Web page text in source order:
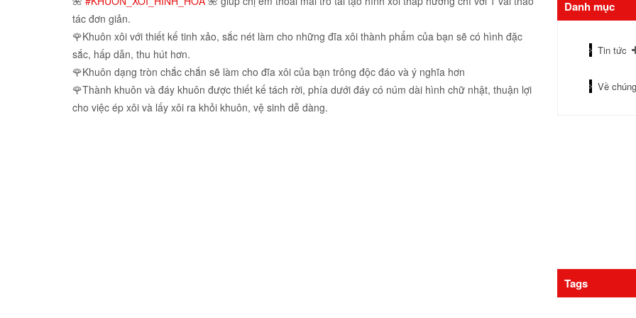
tác đơn giản.
🌹Khuôn xôi với thiết kế tinh xảo, sắc nét làm cho những đĩa xôi thành phẩm của bạn sẽ có hình đặc
sắc, hấp dẫn, thu hút hơn.
🌹Khuôn dạng tròn chắc chắn sẽ làm cho đĩa xôi của bạn trông độc đáo và ý nghĩa hơn
🌹Thành khuôn và đáy khuôn được thiết kế tách rời, phía dưới đáy có núm dài hình chữ nhật, thuận lợi
cho việc ép xôi và lấy xôi ra khỏi khuôn, vệ sinh dễ dàng.
Danh mục
Tin tức
Về
Tags